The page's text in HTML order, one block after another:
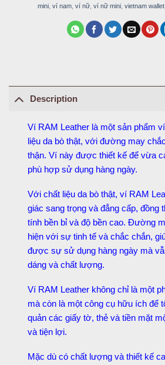
mini ví nam ví nữ ví nữ mini vietnam wallet
Description
Ví RAM Leather là một sản phẩm
liệu da bò thật, với đường may
thận. Ví này được thiết kế để vừa
phù hợp sử dụng hàng ngày.
Với chất liệu da bò thật, ví RAM
giác sang trọng và đẳng cấp, đồng
tính bền bỉ và độ bền cao. Đường
hiện với sự tinh tế và chắc chắn,
được sự sử dụng hàng ngày mà
dáng và chất lượng.
Ví RAM Leather không chỉ là một
mà còn là một công cụ hữu ích để
quản các giấy tờ, thẻ và tiền mặt
và tiện lợi.
Mặc dù có chất lượng và thiết kế